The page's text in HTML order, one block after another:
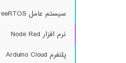
سیستم عامل FreeRTOS
نرم افزار Node Red
پلتفرم Arduino Cloud